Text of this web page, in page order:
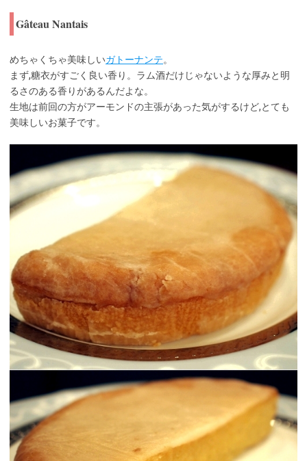
Gâteau Nantais
めちゃくちゃ美味しいガトーナンテ。
まず,糖衣がすごく良い香り。ラム酒だけじゃないような厚みと明
るさのある香りがあるんだよな。
生地は前回の方がアーモンドの主張があった気がするけど,とても
美味しいお菓子です。